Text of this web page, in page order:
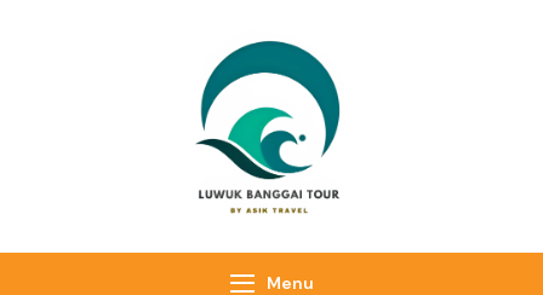
Menu